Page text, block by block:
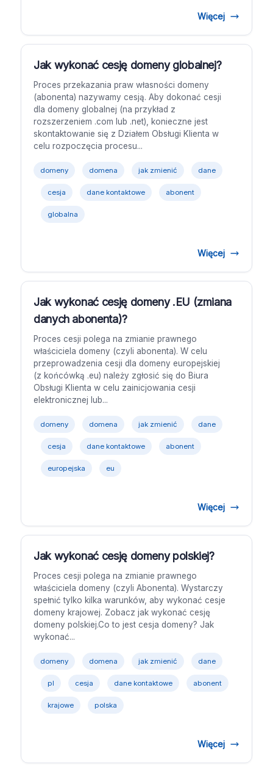
Więcej
Jak wykonać cesję domeny globalnej?
Proces przekazania praw własności domeny
(abonenta) nazywamy cesją. Aby dokonać cesji
dla domeny globalnej (na przykład z
rozszerzeniem .com lub .net), konieczne jest
skontaktowanie się z Działem Obsługi Klienta w
celu rozpoczęcia procesu...
domeny domena jak zmienić dane
cesja dane kontaktowe abonent
globalna
Więcej
Jak wykonać cesję domeny .EU (zmiana
danych abonenta)?
Proces cesji polega na zmianie prawnego
właściciela domeny (czyli abonenta). W celu
przeprowadzenia cesji dla domeny europejskiej
(z końcówką .eu) należy zgłosić się do Biura
Obsługi Klienta w celu zainicjowania cesji
elektronicznej lub...
domeny domena jak zmienić dane
cesja dane kontaktowe abonent
europejska eu
Więcej
Jak wykonać cesję domeny polskiej?
Proces cesji polega na zmianie prawnego
właściciela domeny (czyli Abonenta). Wystarczy
spełnić tylko kilka warunków, aby wykonać cesje
domeny krajowej. Zobacz jak wykonać cesję
domeny polskiej.Co to jest cesja domeny? Jak
wykonać...
domeny domena jak zmienić dane
pl cesja dane kontaktowe abonent
krajowe polska
Więcej